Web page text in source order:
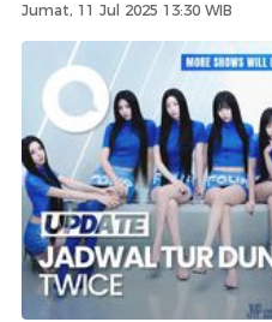
Jumat, 11 Jul 2025 13:30 WIB